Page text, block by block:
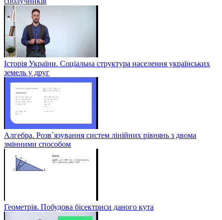
Історія України. Соціальна структура населення українських
земель у друг
Алгебра. Розв`язування систем лінійних рівнянь з двома
змінними способом
Геометрія. Побудова бісектриси даного кута